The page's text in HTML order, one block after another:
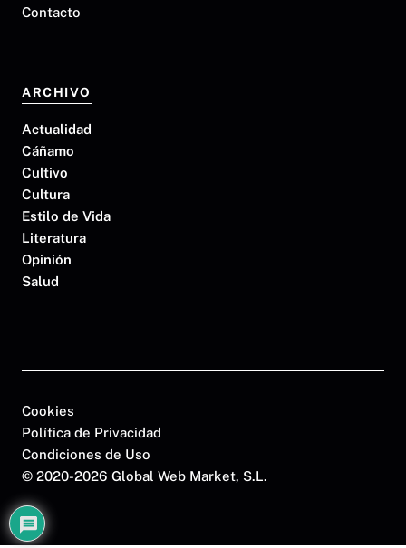
Contacto
ARCHIVO
Actualidad
Cáñamo
Cultivo
Cultura
Estilo de Vida
Literatura
Opinión
Salud
© 2020-2026 Global Web Market, S.L.
Cookies
Política de Privacidad
Condiciones de Uso